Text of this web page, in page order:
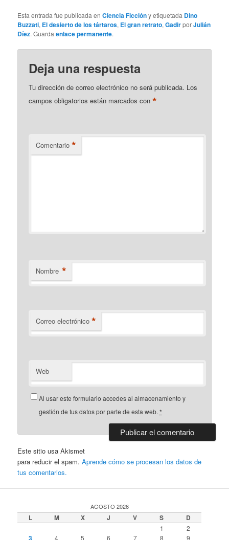
Esta entrada fue publicada enCiencia Ficcióny etiquetada Dino
Buzzati, El desierto de los tártaros, El gran retrato,GadirporJulián
Díez. Guardaenlace permanente.
Deja una respuesta
Tu dirección de correo electrónico no será publicada. Los
campos obligatorios están marcados con*
Comentario *
Nombre *
Correo electrónico *
Web
Al usar este formulario accedes al almacenamiento y
gestión de tus datos por parte de esta web.*
Este sitio usa Akismet
para reducir el spam.Aprende cómo se procesan los datos de
tus comentarios.
AGOSTO 2026
L M X J V S D
1 2
3 4 5 6 7 8 9